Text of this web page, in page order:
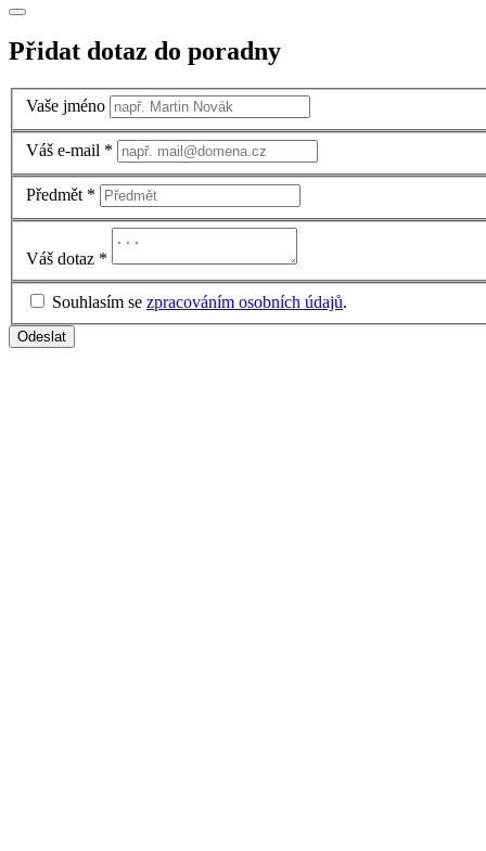
Přidat dotaz do poradny
Vaše jméno
Váš e-mail *
Předmět *
Váš dotaz *
Souhlasím se zpracováním osobních údajů.
Odeslat